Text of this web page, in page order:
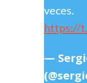
veces.
https://
—